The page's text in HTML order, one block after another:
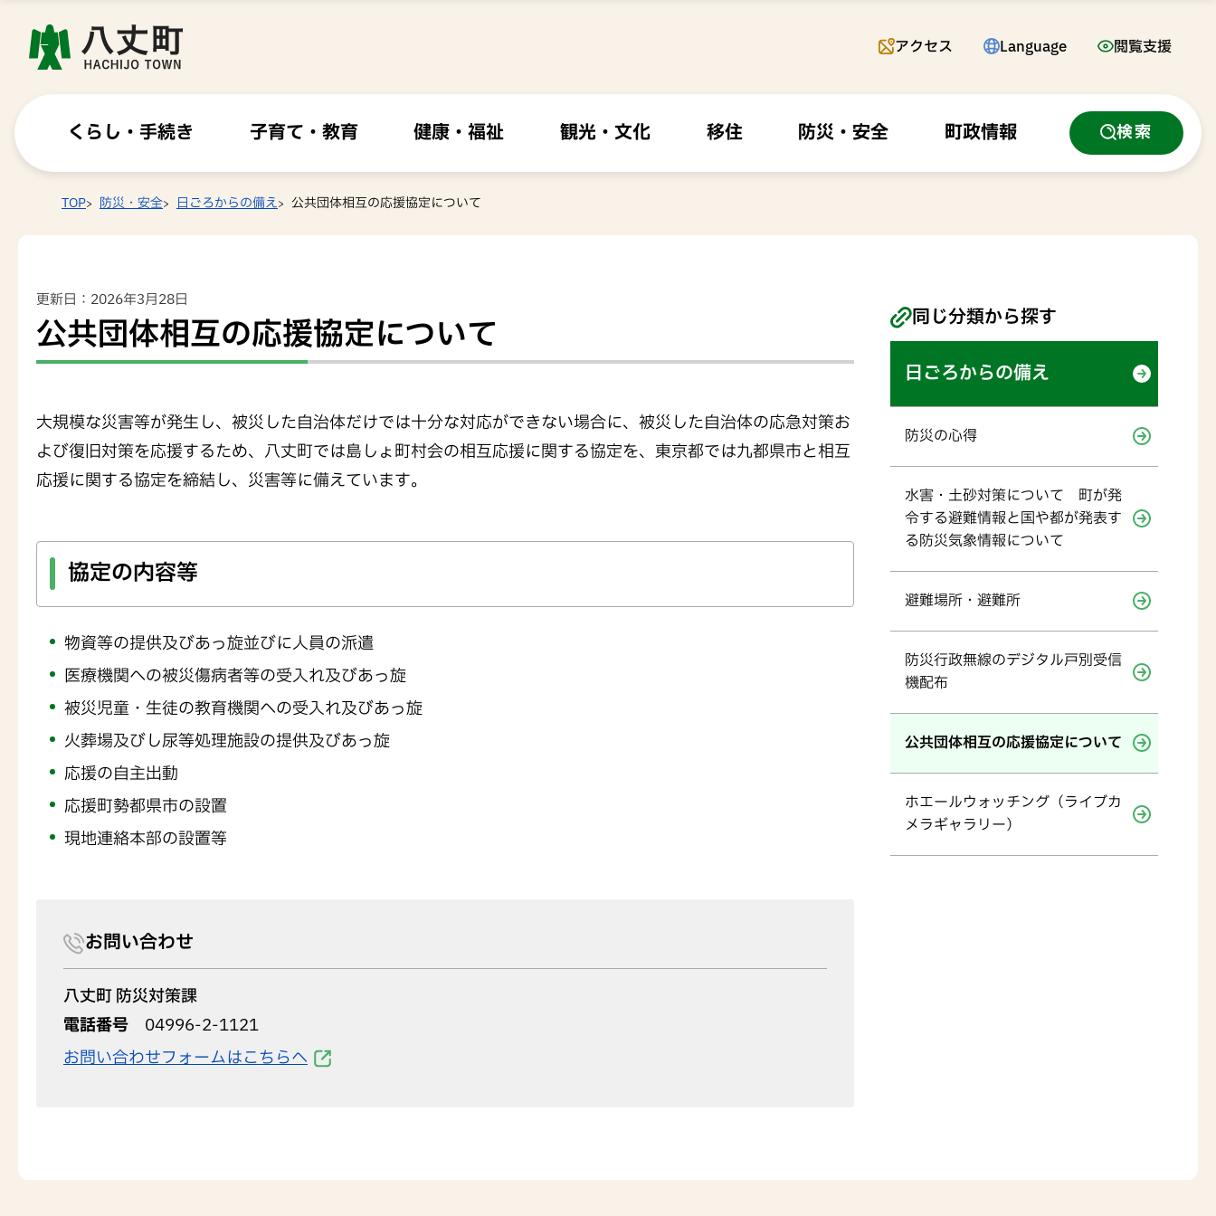
アクセス Language 閲覧支援
くらし・手続き 子育て・教育 健康・福祉 観光・文化 移住 防災・安全 町政情報 検索
TOP 防災・安全 日ごろからの備え 公共団体相互の応援協定について
更新日：2026年3月28日
公共団体相互の応援協定について
大規模な災害等が発生し、被災した自治体だけでは十分な対応ができない場合に、被災した自治体の応急対策お
よび復旧対策を応援するため、八丈町では島しょ町村会の相互応援に関する協定を、東京都では九都県市と相互
応援に関する協定を締結し、災害等に備えています。
協定の内容等
物資等の提供及びあっ旋並びに人員の派遣
医療機関への被災傷病者等の受入れ及びあっ旋
被災児童・生徒の教育機関への受入れ及びあっ旋
火葬場及びし尿等処理施設の提供及びあっ旋
応援の自主出動
応援町勢都県市の設置
現地連絡本部の設置等
お問い合わせ
八丈町 防災対策課
電話番号
04996-2-1121
お問い合わせフォームはこちらへ
同じ分類から探す
日ごろからの備え
防災の心得
水害・土砂対策について 町が発
令する避難情報と国や都が発表す
る防災気象情報について
避難場所・避難所
防災行政無線のデジタル戸別受信
機配布
公共団体相互の応援協定について
ホエールウォッチング（ライブカ
メラギャラリー）